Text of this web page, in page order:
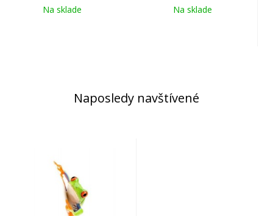
Na sklade Na sklade
Naposledy navštívené